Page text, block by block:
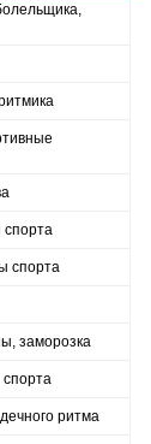
спорта
заморозка
ритма